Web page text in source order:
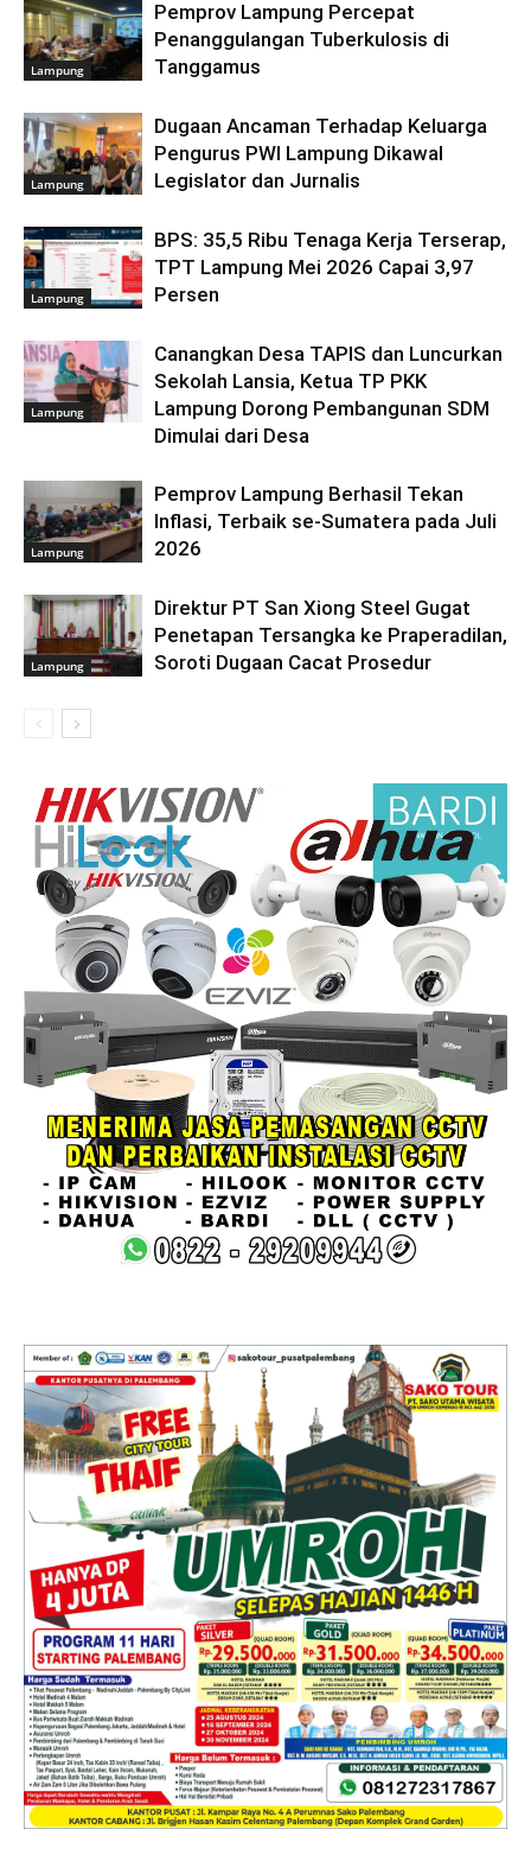
Lampung
Pemprov Lampung Percepat
Penanggulangan Tuberkulosis di
Tanggamus
Lampung
Dugaan Ancaman Terhadap Keluarga
Pengurus PWI Lampung Dikawal
Legislator dan Jurnalis
Lampung
BPS: 35,5 Ribu Tenaga Kerja Terserap,
TPT Lampung Mei 2026 Capai 3,97
Persen
Lampung
Canangkan Desa TAPIS dan Luncurkan
Sekolah Lansia, Ketua TP PKK
Lampung Dorong Pembangunan SDM
Dimulai dari Desa
Lampung
Pemprov Lampung Berhasil Tekan
Inflasi, Terbaik se-Sumatera pada Juli
2026
Lampung
Direktur PT San Xiong Steel Gugat
Penetapan Tersangka ke Praperadilan,
Soroti Dugaan Cacat Prosedur